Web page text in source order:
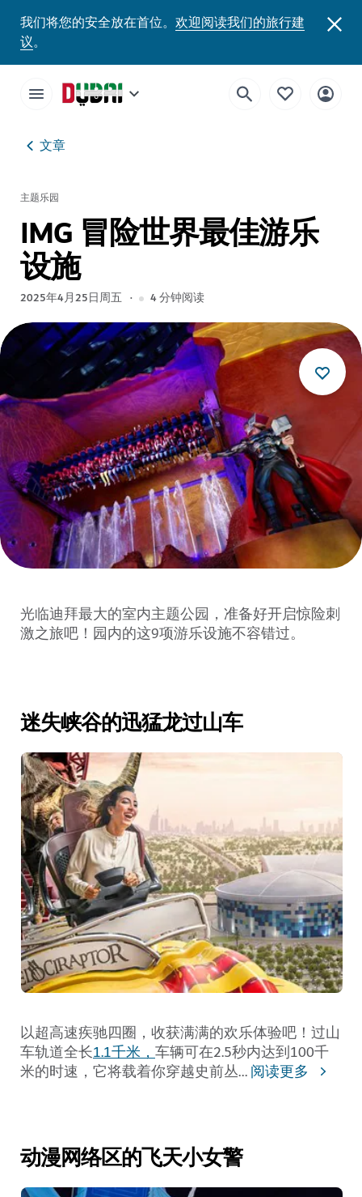
我们将您的安全放在首位。 欢迎阅读我们的旅行建
议。
文章
主题乐园
IMG 冒险世界最佳游乐
设施
2025年4月25日周五 4分钟阅读
光临迪拜最大的室内主题公园，准备好开启惊险刺
激之旅吧！园内的这9项游乐设施不容错过。
迷失峡谷的迅猛龙过山车
以超高速疾驰四圈，收获满满的欢乐体验吧！过山
车轨道全长1.1千米，车辆可在2.5秒内达到100千
米的时速，它将载着你穿越史前丛...阅读更多
动漫网络区的飞天小女警